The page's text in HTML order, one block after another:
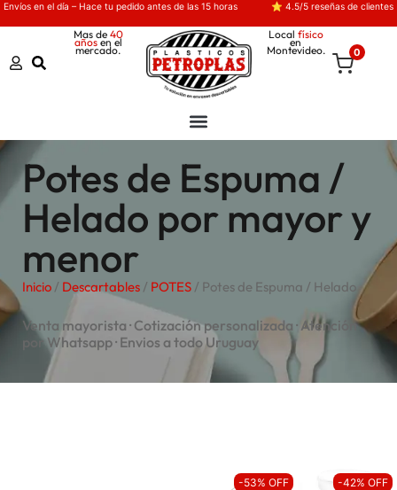
Envíos en el día – Hace tu pedido antes de las 15 horas ⭐ 4.5/5 reseñas de clientes
Mas de 40
añosen el
mercado.
Local físico
en
Montevideo. 0
Potes de Espuma /
Helado por mayor y
menor
Inicio / Descartables / POTES / Potes de Espuma / Helado
Venta mayorista · Cotización personalizada · Atención
por Whatsapp · Envios a todo Uruguay
-53% OFF -42% OFF